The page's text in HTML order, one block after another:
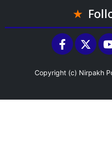
Copyright (c) Nirpakh